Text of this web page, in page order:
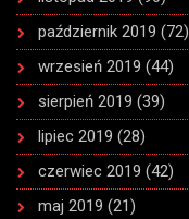
październik 2019 (72)
wrzesień 2019 (44)
sierpień 2019 (39)
lipiec 2019 (28)
czerwiec 2019 (42)
maj 2019 (21)